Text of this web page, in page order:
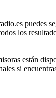
puedes
los
están
si